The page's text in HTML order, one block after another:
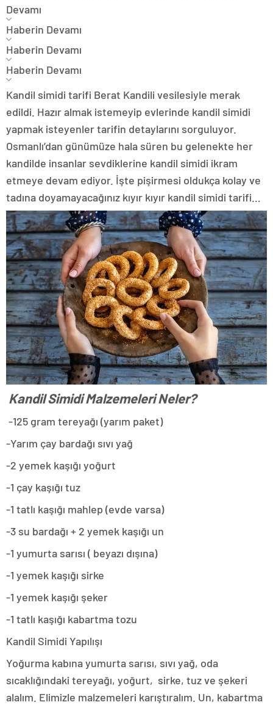
Devamı
Haberin Devamı
Haberin Devamı
Haberin Devamı
Kandil simidi tarifi Berat Kandili vesilesiyle merak
edildi. Hazır almak istemeyip evlerinde kandil simidi
yapmak isteyenler tarifin detaylarını sorguluyor.
Osmanlı’dan günümüze hala süren bu gelenekte her
kandilde insanlar sevdiklerine kandil simidi ikram
etmeye devam ediyor. İşte pişirmesi oldukça kolay ve
tadına doyamayacağınız kıyır kıyır kandil simidi tarifi…
Kandil Simidi Malzemeleri Neler?
-125 gram tereyağı (yarım paket)
-Yarım çay bardağı sıvı yağ
-2 yemek kaşığı yoğurt
-1 çay kaşığı tuz
-1 tatlı kaşığı mahlep (evde varsa)
-3 su bardağı + 2 yemek kaşığı un
-1 yumurta sarısı ( beyazı dışına)
-1 yemek kaşığı sirke
-1 yemek kaşığı şeker
-1 tatlı kaşığı kabartma tozu
Kandil Simidi Yapılışı
Yoğurma kabına yumurta sarısı, sıvı yağ, oda
sıcaklığındaki tereyağı, yoğurt, sirke, tuz ve şekeri
alalım. Elimizle malzemeleri karıştıralım. Un, kabartma